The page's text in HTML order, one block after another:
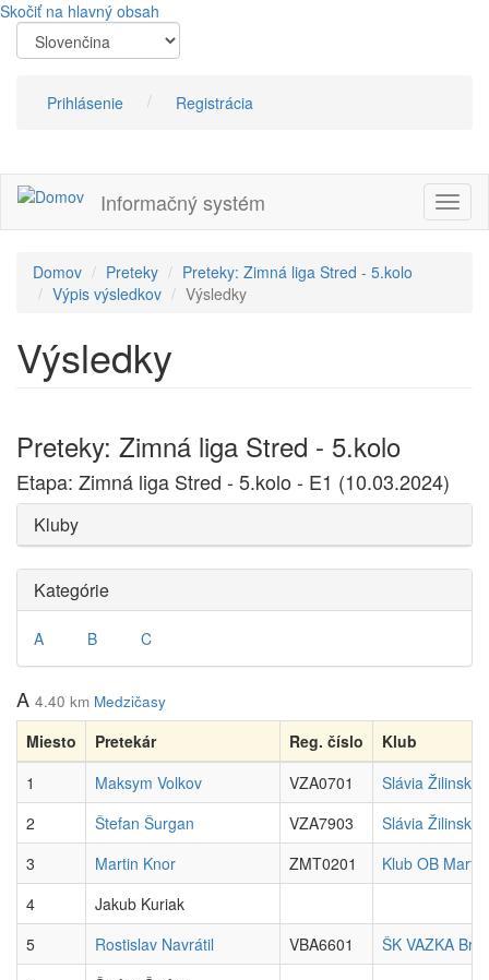
Skočiť na hlavný obsah
Prihlásenie Registrácia
Informačný systém
Domov Preteky
Preteky: Zimná liga Stred - 5.kolo
Výpis výsledkov
Výsledky
Výsledky
Preteky: Zimná liga Stred - 5.kolo
Etapa: Zimná liga Stred - 5.kolo - E1 (10.03.2024)
Kluby
Kategórie
A B C
A 4.40 km Medzičasy
Miesto Pretekár Reg. číslo
Klub
1
Maksym Volkov VZA0701
Slávia Žilinská
2
Štefan Šurgan VZA7903
Slávia Žilinská
3
Martin Knor ZMT0201
Klub OB Martin
4
Jakub Kuriak
5
Rostislav Navrátil VBA6601
ŠK VAZKA